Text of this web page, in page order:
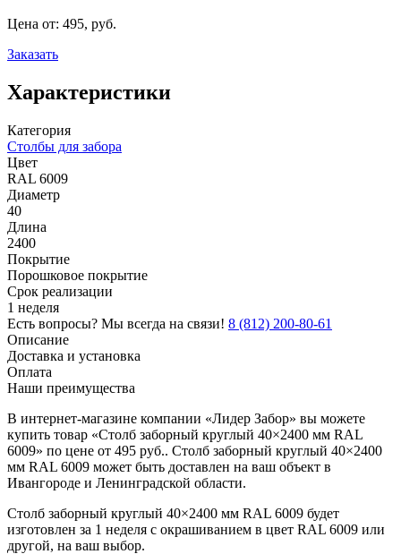
Цена от: 495, руб.
Заказать
Характеристики
Категория
Столбы для забора
Цвет
RAL 6009
Диаметр
40
Длина
2400
Покрытие
Порошковое покрытие
Срок реализации
1 неделя
Есть вопросы? Мы всегда на связи! 8 (812) 200-80-61
Описание
Доставка и установка
Оплата
Наши преимущества
В интернет-магазине компании «Лидер Забор» вы можете
купить товар «Столб заборный круглый 40×2400 мм RAL
6009» по цене от 495 руб.. Столб заборный круглый 40×2400
мм RAL 6009 может быть доставлен на ваш объект в
Ивангороде и Ленинградской области.
Столб заборный круглый 40×2400 мм RAL 6009 будет
изготовлен за 1 неделя с окрашиванием в цвет RAL 6009 или
другой, на ваш выбор.